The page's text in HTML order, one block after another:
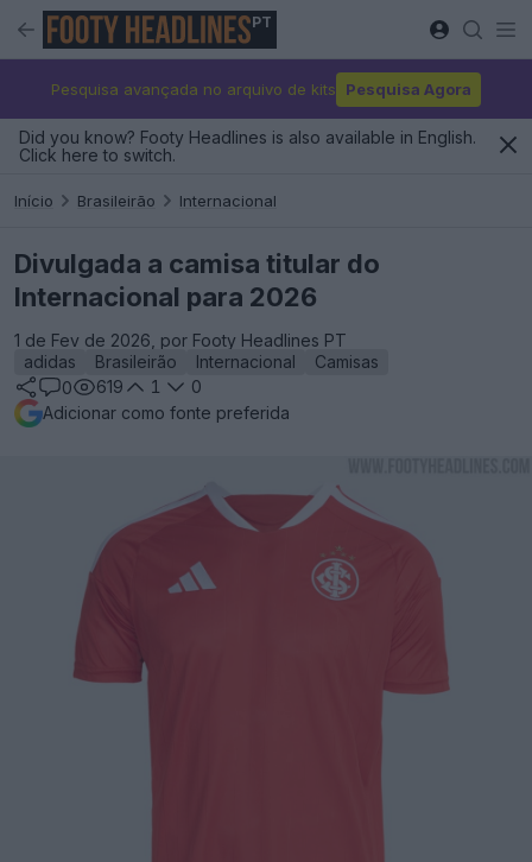
PT
Pesquisa avançada no arquivo de kits Pesquisa Agora
Did you know? Footy Headlines is also available in English.
Click here to switch.
Início Brasileirão Internacional
Divulgada a camisa titular do
Internacional para 2026
1 de Fev de 2026, por Footy Headlines PT
adidas
Brasileirão Internacional
Camisas
0
619 1
0
Adicionar como fonte preferida